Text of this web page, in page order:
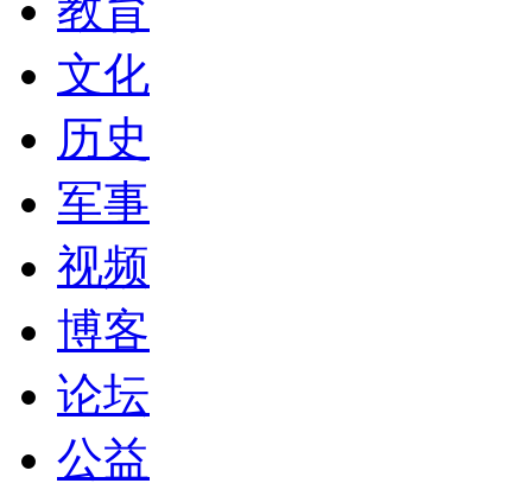
文化
历史
军事
视频
博客
论坛
公益